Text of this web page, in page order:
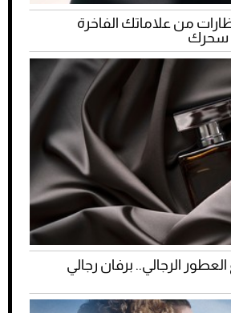
لا تُقاوم: 5 نظارات من علاماتك الفاخرة
سحرك
الرجالي.. برفان رجالي